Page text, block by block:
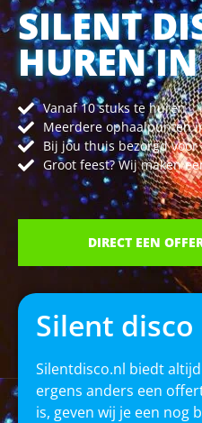
SILENT
HUREN
Vanaf 10 stuks te huren
Meerdere ophaalpunten
Bij jou thuis bezorgd voor
Groot feest? Wij maken
DIRECT EEN
Silent
Silentdisco.nl biedt
ergens anders een
is, geven wij je een nog